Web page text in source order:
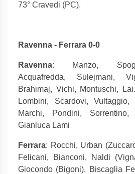
73° Cravedi (PC).
Ravenna - Ferrara 0-0
Ravenna: Manzo,
Acquafredda, Sulejmani,
Brahimaj, Vichi, Montuschi,
Lombini, Scardovi, Vultaggio,
Marchi, Pondini,
Gianluca Lami
Ferrara: Rocchi, Urban
Felicani, Bianconi, Naldi
Giocondo (Bigoni), Biscaglia